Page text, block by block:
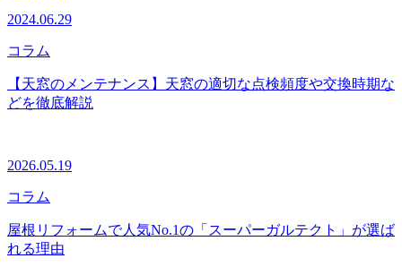
2024.06.29
コラム
【天窓のメンテナンス】天窓の適切な点検頻度や交換時期な
どを徹底解説
2026.05.19
コラム
屋根リフォームで人気No.1の「スーパーガルテクト」が選ば
れる理由